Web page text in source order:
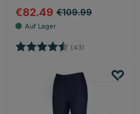
€82.49 €109.99
Bewertung: (43)